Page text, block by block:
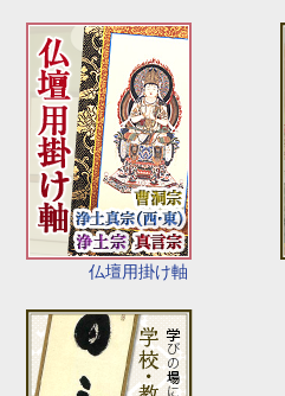
仏壇用掛け軸